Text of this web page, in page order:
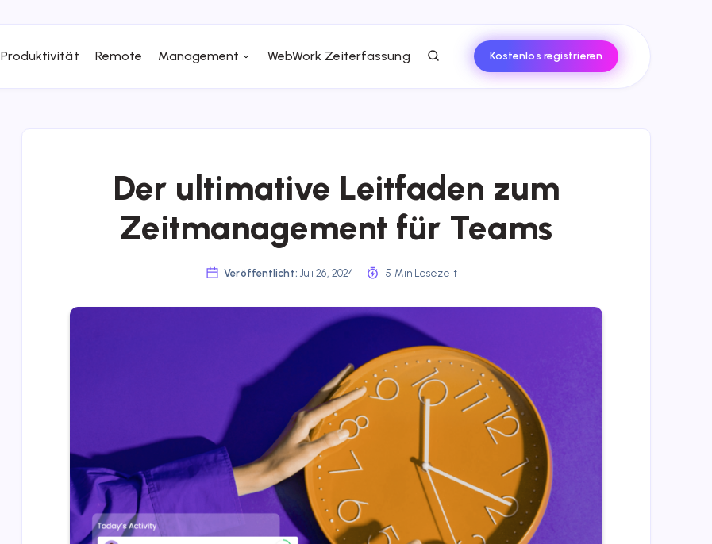
Produktivität Remote Management WebWork Zeiterfassung Kostenlos registrieren
Der ultimative Leitfaden zum
Zeitmanagement für Teams
Veröffentlicht: Juli 26, 2024 5 Min Lesezeit